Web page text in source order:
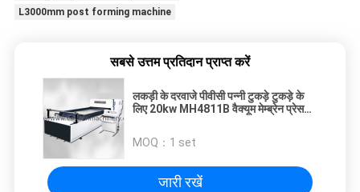
L3000mm post forming machine
सबसे उत्तम प्रतिदान प्राप्त करें
लकड़ी के दरवाजे पीवीसी पन्नी टुकड़े टुकड़े के
लिए 20kw MH4811B वैक्यूम मेम्ब्रेन प्रेस
MOQ： 1 set
जारी रखें